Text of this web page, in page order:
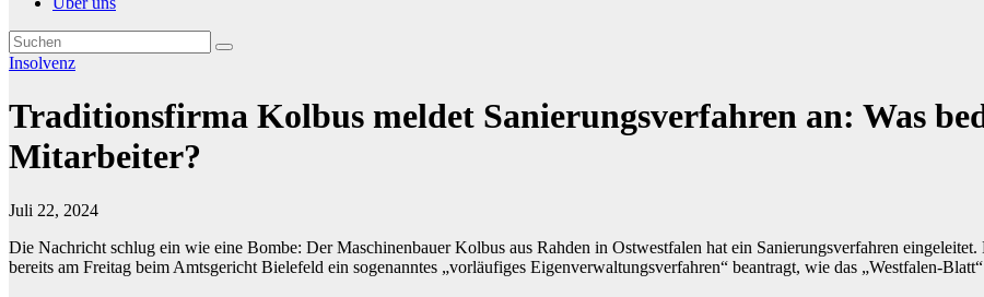
Insolvenz
Traditionsfirma Kolbus meldet Sanierungsverfahren an: Was
Mitarbeiter?
Juli 22, 2024
Die Nachricht schlug ein wie eine Bombe: Der Maschinenbauer Kolbus aus Rahden in Ostwestfalen hat ein Sanierungsverfahren
bereits am Freitag beim Amtsgericht Bielefeld ein sogenanntes „vorläufiges Eigenverwaltungsverfahren“ beantragt, wie das „Westfalen-